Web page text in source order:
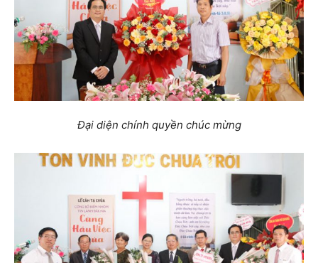
Đại diện chính quyền chúc mừng